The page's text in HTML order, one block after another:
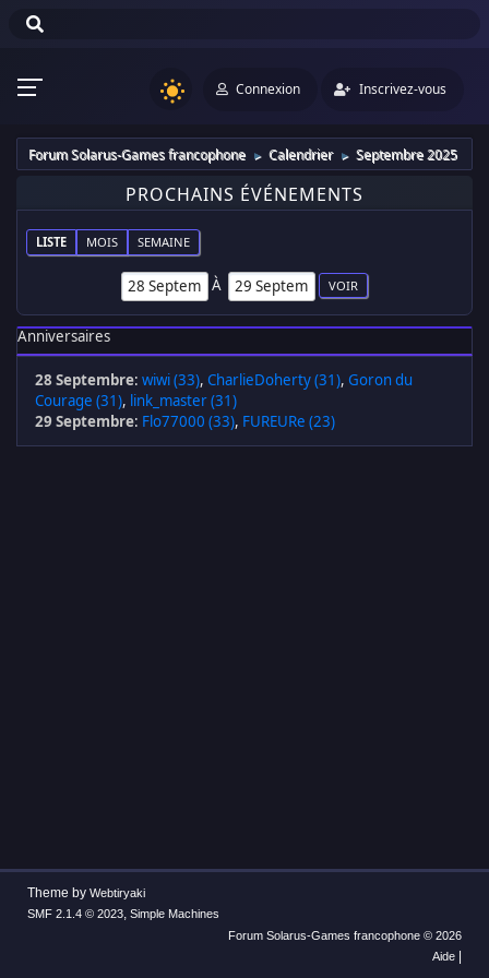
Connexion Inscrivez-vous
Forum Solarus-Games francophone ► Calendrier ► Septembre 2025
PROCHAINS ÉVÉNEMENTS
LISTE MOIS SEMAINE
À
Anniversaires
28 Septembre: wiwi (33), CharlieDoherty (31), Goron du
Courage (31), link_master (31)
29 Septembre: Flo77000 (33), FUREURe (23)
Theme by Webtiryaki
SMF 2.1.4 © 2023, Simple Machines
Forum Solarus-Games francophone © 2026
Aide